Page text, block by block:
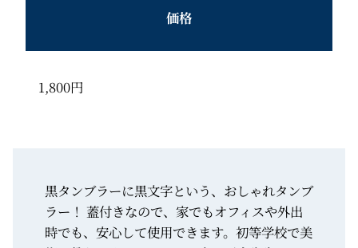
価格
1,800円
黒タンブラーに黒文字という、おしゃれタンブ
ラー！ 蓋付きなので、家でもオフィスや外出
時でも、安心して使用できます。初等学校で美